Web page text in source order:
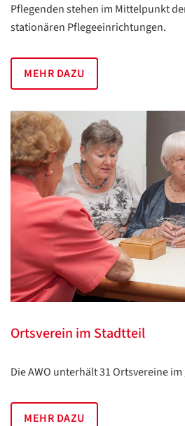
Pflegenden stehen im Mittelpunkt
stationären Pflegeeinrichtungen.
MEHR DAZU
Ortsverein im Stadtteil
Die AWO unterhält 31 Ortsvereine
MEHR DAZU